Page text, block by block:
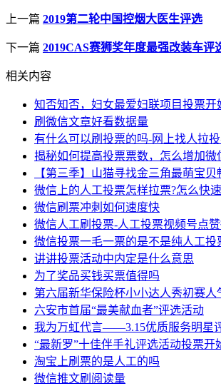
上一篇 2019第二轮中国控烟大医生评选
下一篇 2019CAS赛狮奖年度最强改装车评
相关内容
知否知否，妇女最爱妇联项目投票开
刷微信文章好看数据量
有什么可以刷投票的吗-网上找人拉
揭秘如何提高投票票数，怎么增加微
【第三季】山猫寻找金三角最萌宝
微信上的人工投票怎样拉票?怎么快
微信刷票冲刺如何速度快
微信人工刷投票-人工投票视频号点赞
微信投票一毛一票的是不是纯人工投
讲讲投票活动中内定是什么意思
为了奖品买钱买票值得吗
第六届新华保险杯小小达人秀初赛人
六安市首届“最美献血者”评选活动
我为万虹代言——3.15优质服务明星
“最新罗”十佳伴手礼评选活动投票开
淘宝上刷票的是人工的吗
微信推文刷阅读量